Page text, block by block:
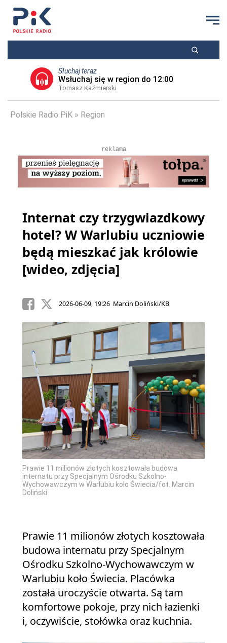
Słuchaj teraz
Wsłuchaj się w region do 12:00
Tomasz Kaźmierski
Polskie Radio PiK Region
reklama
Internat czy trzygwiazdkowy
hotel? W Warlubiu uczniowie
będą mieszkać jak królowie
[wideo, zdjęcia]
2026-06-09, 19:26 Marcin Doliński/KB
Prawie 11 milionów złotych kosztowała budowa
internatu przy Specjalnym Ośrodku Szkolno-
Wychowawczym w Warlubiu koło Świecia/fot. Marcin
Doliński
Prawie 11 milionów złotych kosztowała
budowa internatu przy Specjalnym
Ośrodku Szkolno-Wychowawczym w
Warlubiu koło Świecia. Placówka
została uroczyście otwarta. Są tam
komfortowe pokoje, przy nich łazienki
i, oczywiście, stołówka oraz kuchnia.